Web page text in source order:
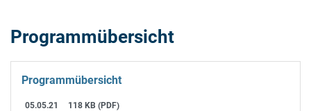
Programmübersicht
Programmübersicht
05.05.21 118 KB (PDF)